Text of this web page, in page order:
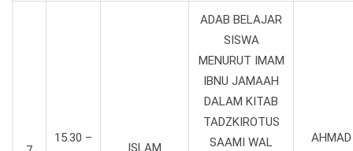
15.30 –
ISLAM
ADAB BELAJAR
SISWA
MENURUT IMAM
IBNU JAMAAH
DALAM KITAB
TADZKIROTUS
SAAMI WAL
AHMAD